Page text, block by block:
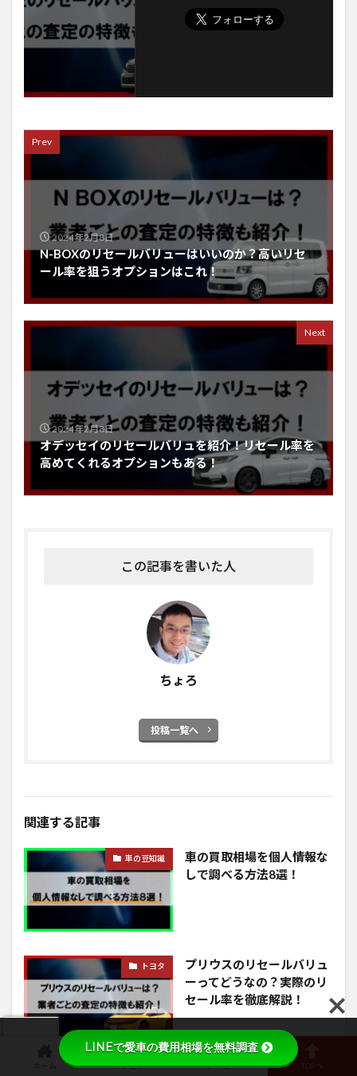
Prev
2024年2月8日
N-BOXのリセールバリューはいいのか？高いリセ
ール率を狙うオプションはこれ！
Next
2024年2月8日
オデッセイのリセールバリュを紹介！リセール率を
高めてくれるオプションもある！
この記事を書いた人
ちょろ
投稿一覧へ
関連する記事
車の豆知識
車の買取相場を個人情報な
しで調べる方法8選！
トヨタ
プリウスのリセールバリュ
ーってどうなの？実際のリ
セール率を徹底解説！
RAV4のリセールバリュー
シェア メニュー
LINEで愛車の費用相場を無料調査